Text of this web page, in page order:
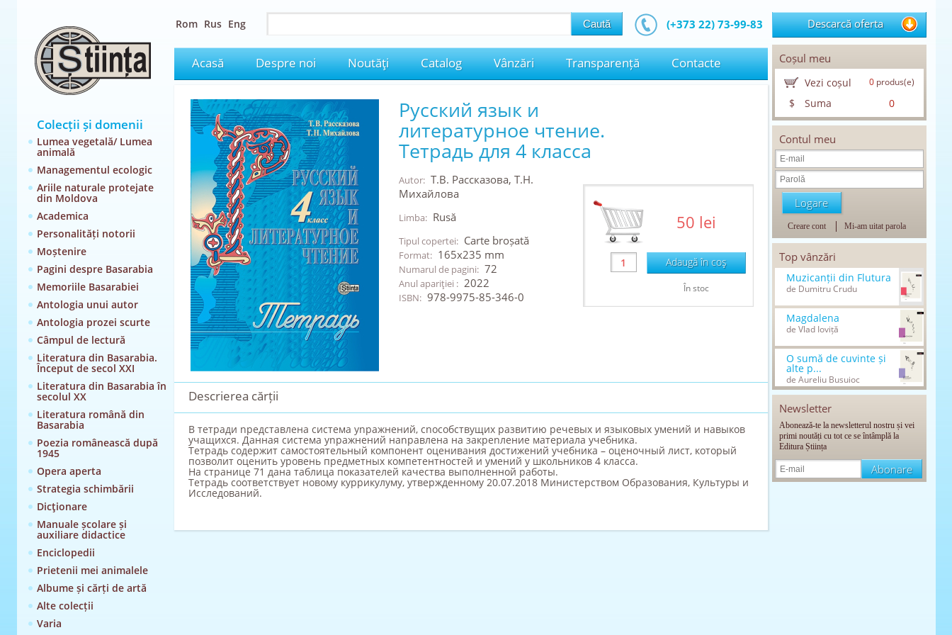
Colecții și domenii
Lumea vegetală/ Lumea
animală
Managementul ecologic
Ariile naturale protejate
din Moldova
Academica
Personalități notorii
Moștenire
Pagini despre Basarabia
Memoriile Basarabiei
Antologia unui autor
Antologia prozei scurte
Câmpul de lectură
Literatura din Basarabia.
Început de secol XXI
Literatura din Basarabia în
secolul XX
Literatura română din
Basarabia
Poezia românească după
1945
Opera aperta
Strategia schimbării
Dicţionare
Manuale școlare și
auxiliare didactice
Enciclopedii
Prietenii mei animalele
Albume și cărți de artă
Alte colecții
Varia
Rom Rus Eng (+373 22) 73-99-83
Acasă Despre noi Noutăţi Catalog Vânzări Transparență Contacte
Русский язык и
литературное чтение.
Тетрадь для 4 класса
Autor: Т.В. Рассказова, Т.Н.
Михайлова
Limba: Rusă
Tipul copertei: Carte broșată
Format: 165x235 mm
Numarul de pagini: 72
Anul apariţiei : 2022
ISBN: 978-9975-85-346-0
50 lei
Adaugă în coş
În stoc
Descrierea cărții
B тeтpaди npeдcтaвлена cиcтeмa ynpaжнeний, cnocoбcтвyщих pазвитию peчевых и языковых умений и навыков
yчащихся. Данная cиcтeмa ynpaжнений нanpaвлена нa зaкpenлeниe мaтepиaлa yчeбникa.
Teтpaдь coдержит caмостоятельный компонент оценивания достижений учебника – оценочный лист, который
позволит оценить уровень предметных компетентностей и умений у школьников 4 класса.
Ha cтpaнице 71 данa таблица показателей качества выполненной работы.
Teтpaдь соответствует новому куррикулуму, утвержденному 20.07.2018 Министерством Образования, Культуры и
Исследований.
Descarcă oferta
Coșul meu
Vezi coșul 0produs(e)
$ Suma 0
Contul meu
Creare cont Mi-am uitat parola
Top vânzări
Muzicanții din Flutura
de Dumitru Crudu
Magdalena
de Vlad Ioviță
O sumă de cuvinte și
alte p...
de Aureliu Busuioc
Newsletter
Abonează-te la newsletterul nostru și vei
primi noutăți cu tot ce se întâmplă la
Editura Știința